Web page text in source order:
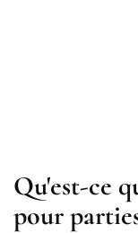
Qu'est-ce
pour